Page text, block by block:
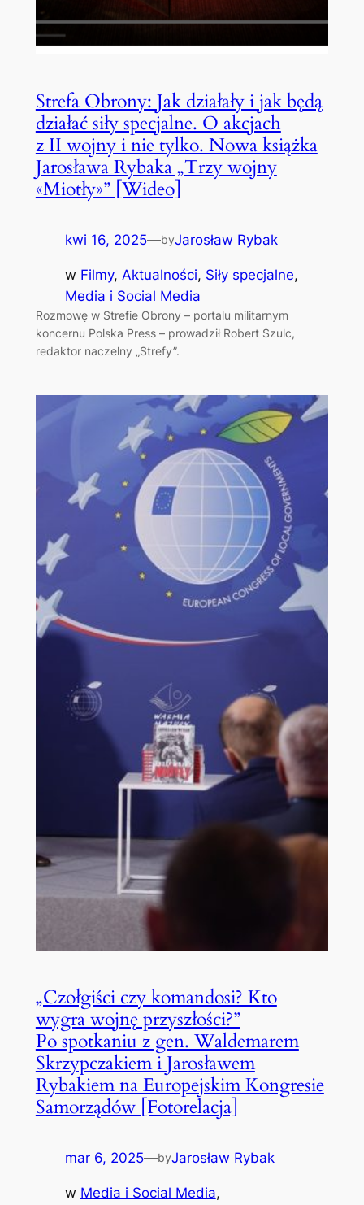
Strefa Obrony: Jak działały i jak będą
działać siły specjalne. O akcjach
z II wojny i nie tylko. Nowa książka
Jarosława Rybaka „Trzy wojny
«Miotły»” [Wideo]
kwi 16, 2025—byJarosław Rybak
w Filmy, Aktualności, Siły specjalne
Media i Social Media
Rozmowę w Strefie Obrony – portalu militarnym
koncernu Polska Press – prowadził Robert Szulc,
redaktor naczelny „Strefy”.
„Czołgiści czy komandosi? Kto
wygra wojnę przyszłości?”
Po spotkaniu z gen. Waldemarem
Skrzypczakiem i Jarosławem
Rybakiem na Europejskim Kongresie
Samorządów [Fotorelacja]
mar 6, 2025—byJarosław Rybak
w Media i Social Media